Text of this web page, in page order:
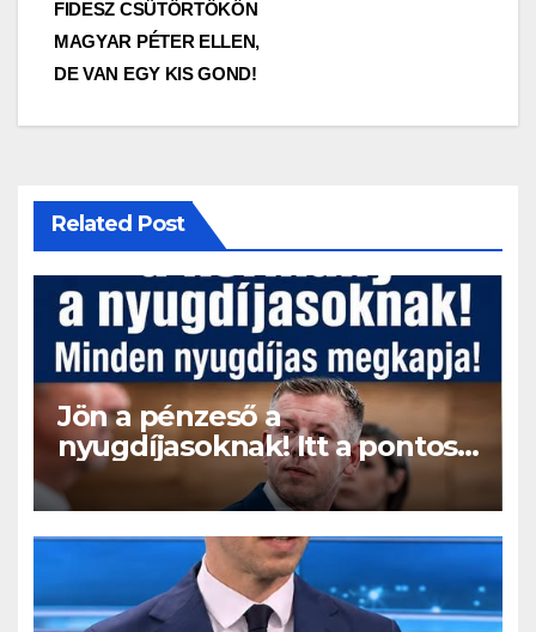
FIDESZ CSÜTÖRTÖKÖN
MAGYAR PÉTER ELLEN,
DE VAN EGY KIS GOND!
Related Post
Jön a pénzeső a
nyugdíjasoknak! Itt a pontos
összeg és a kormány döntése!